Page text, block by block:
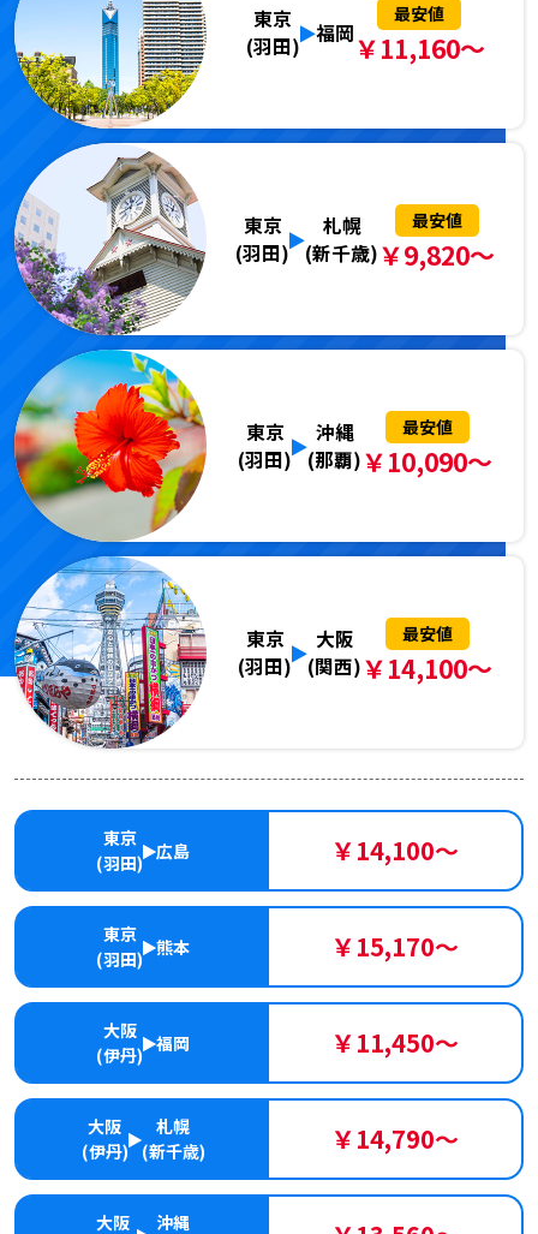
東京
(羽田) 福岡
最安値
￥11,160～
東京
(羽田)
札幌
(新千歳)
最安値
￥9,820～
東京
(羽田)
沖縄
(那覇)
最安値
￥10,090～
東京
(羽田)
大阪
(関西)
最安値
￥14,100～
東京
(羽田)
広島 ￥14,100～
東京
(羽田)
熊本 ￥15,170～
大阪
(伊丹)
福岡 ￥11,450～
大阪
(伊丹)
札幌
(新千歳)
￥14,790～
大阪 沖縄